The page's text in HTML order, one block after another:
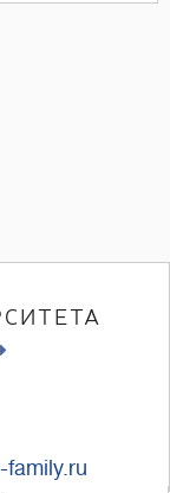
family.ru